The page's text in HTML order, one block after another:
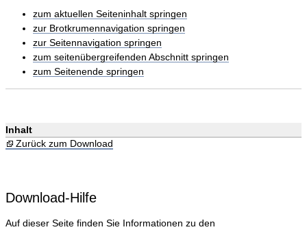
zum aktuellen Seiteninhalt springen
zur Brotkrumennavigation springen
zur Seitennavigation springen
zum seitenübergreifenden Abschnitt springen
zum Seitenende springen
Inhalt
Zurück zum Download
Download-Hilfe
Auf dieser Seite finden Sie Informationen zu den